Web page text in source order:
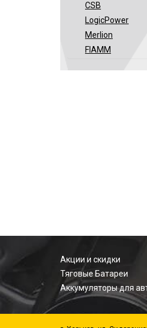
CSB
LogicPower
Merlion
FIAMM
Акции и скидки
Тяговые Батареи
Аккумуляторы для